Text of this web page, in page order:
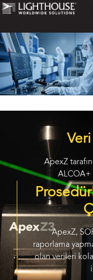
ApexZ
ALCOA+
ApexZ,
raporlama
olan verileri